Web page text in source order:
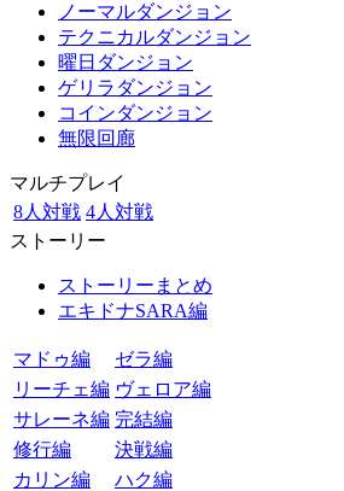
ノーマルダンジョン
テクニカルダンジョン
曜日ダンジョン
ゲリラダンジョン
コインダンジョン
無限回廊
マルチプレイ
8人対戦 4人対戦
ストーリー
ストーリーまとめ
エキドナSARA編
マドゥ編
ゼラ編
リーチェ編 ヴェロア編
サレーネ編 完結編
修行編
決戦編
カリン編
ハク編